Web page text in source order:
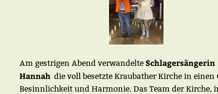
Am gestrigen Abend verwandelte Schlagersängerin
Hannah die voll besetzte Kraubather Kirche in einen
Besinnlichkeit und Harmonie. Das Team der Kirche,